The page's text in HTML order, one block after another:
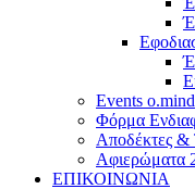
Events o.mind
Φόρμα
Αποδέκτες &
Αφιερώματα
ΕΠΙΚΟΙΝΩΝΙΑ